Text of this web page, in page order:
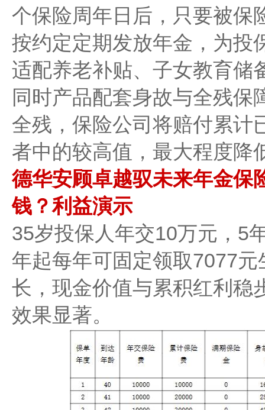
个保险周年日后，只要被保
按约定定期发放年金，为投
适配养老补贴、子女教育储
同时产品配套身故与全残保
全残，保险公司将赔付累计
者中的较高值，最大程度降
德华安顾卓越驭未来年金保
钱？利益演示
35岁投保人年交10万元，5
年起每年可固定领取7077
长，现金价值与累积红利稳
效果显著。